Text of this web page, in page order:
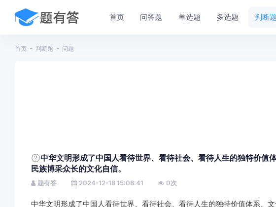
首页 问答题 单选题 多选题 判断题
首页 判断题 问题
中华文明形成了中国人看待世界、看待社会、看待人生的独特价值
民族博采众长的文化自信。
题有答 2024-12-18 15:08:41 0次
中华文明形成了中国人看待世界、看待社会、看待人生的独特价值体系、